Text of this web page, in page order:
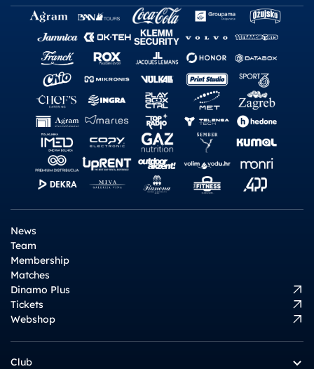
News
Team
Membership
Matches
Dinamo Plus
Tickets
Webshop
Club